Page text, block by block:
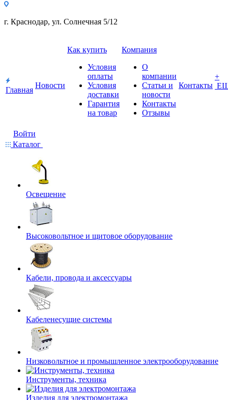
г. Краснодар, ул. Солнечная 5/12
Главная
Новости
Как купить
Условия
оплаты
Условия
доставки
Гарантия
на товар
Компания
О
компании
Статьи и
новости
Контакты
Отзывы
Контакты
+
Войти
Каталог
Освещение
Высоковольтное и щитовое оборудование
Кабели, провода и аксессуары
Кабеленесущие системы
Низковольтное и промышленное электрооборудование
Инструменты, техника
Изделия для электромонтажа